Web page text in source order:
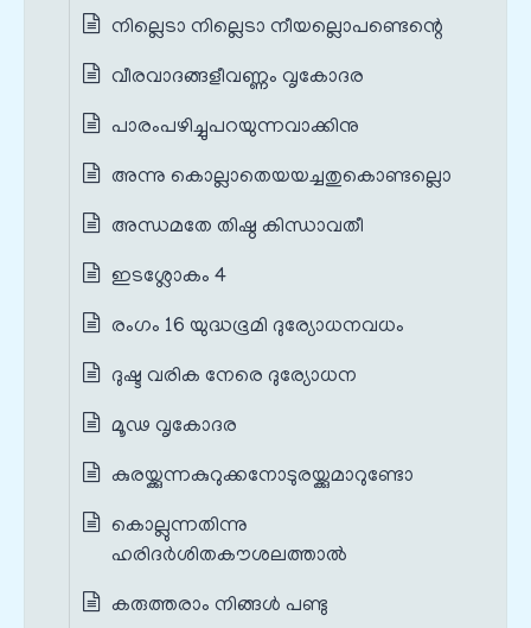
നില്ലെടാ നില്ലെടാ നീയല്ലൊപണ്ടെന്റെ
വീരവാദങ്ങളീവണ്ണം വൃകോദര
പാരം‌പഴിച്ചുപറയുന്നവാക്കിനു
അന്നു കൊല്ലാതെയയച്ചതുകൊണ്ടല്ലൊ
അന്ധമതേ തിഷ്ഠ കിന്ധാവതീ
ഇടശ്ലോകം 4
രംഗം 16 യുദ്ധഭൂമി ദുര്യോധനവധം
ദുഷ്ട വരിക നേരെ ദുര്യോധന
മൂഢ വൃകോദര
കുരയ്ക്കുന്നകുറുക്കനോടുരയ്ക്കുമാറുണ്ടോ
കൊല്ലുന്നതിന്നു
ഹരിദർശിതകൗശലത്താൽ
കരുത്തരാം നിങ്ങൾ പണ്ടു